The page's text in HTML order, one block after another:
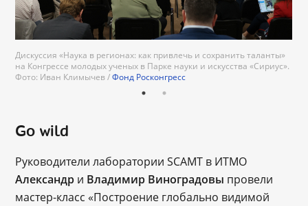
Дискуссия «Наука в регионах: как привлечь и сохранить таланты»
на Конгрессе молодых ученых в Парке науки и искусства «Сириус».
Фото: Иван Климычев /Фонд Росконгресс
Фонд Росконгресс
Go wild
Руководители лаборатории SCAMT в ИТМО
Александр и Владимир Виноградовы провели
мастер-класс «Построение глобально видимой